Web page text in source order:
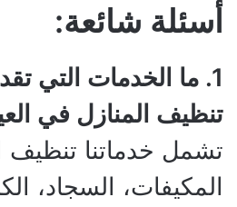
أسئلة شائعة:
1. ما الخدمات التي
تنظيف المنازل في
تشمل خدماتنا تنظيف
المكيفات، السجاد،